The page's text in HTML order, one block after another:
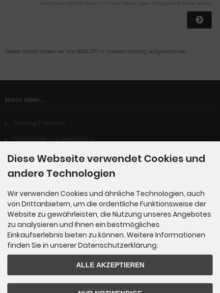
Sie können als Gast (bzw. mit Ihrem derzeitigen Status) keine Preise sehen.
Diesen Artikel haben wir am 09.06.2017 in unseren Katalog aufgenommen.
Mehr über...
Zahlung & Versand
Privatsphäre und Datenschutz
Unsere AGB
Impressum
Cookie Einstellungen
Informationen
Diese Webseite verwendet Cookies und
andere Technologien
Wir verwenden Cookies und ähnliche Technologien, auch
von Drittanbietern, um die ordentliche Funktionsweise der
Website zu gewährleisten, die Nutzung unseres Angebotes
zu analysieren und Ihnen ein bestmögliches
Einkaufserlebnis bieten zu können. Weitere Informationen
finden Sie in unserer Datenschutzerklärung.
ALLE AKZEPTIEREN